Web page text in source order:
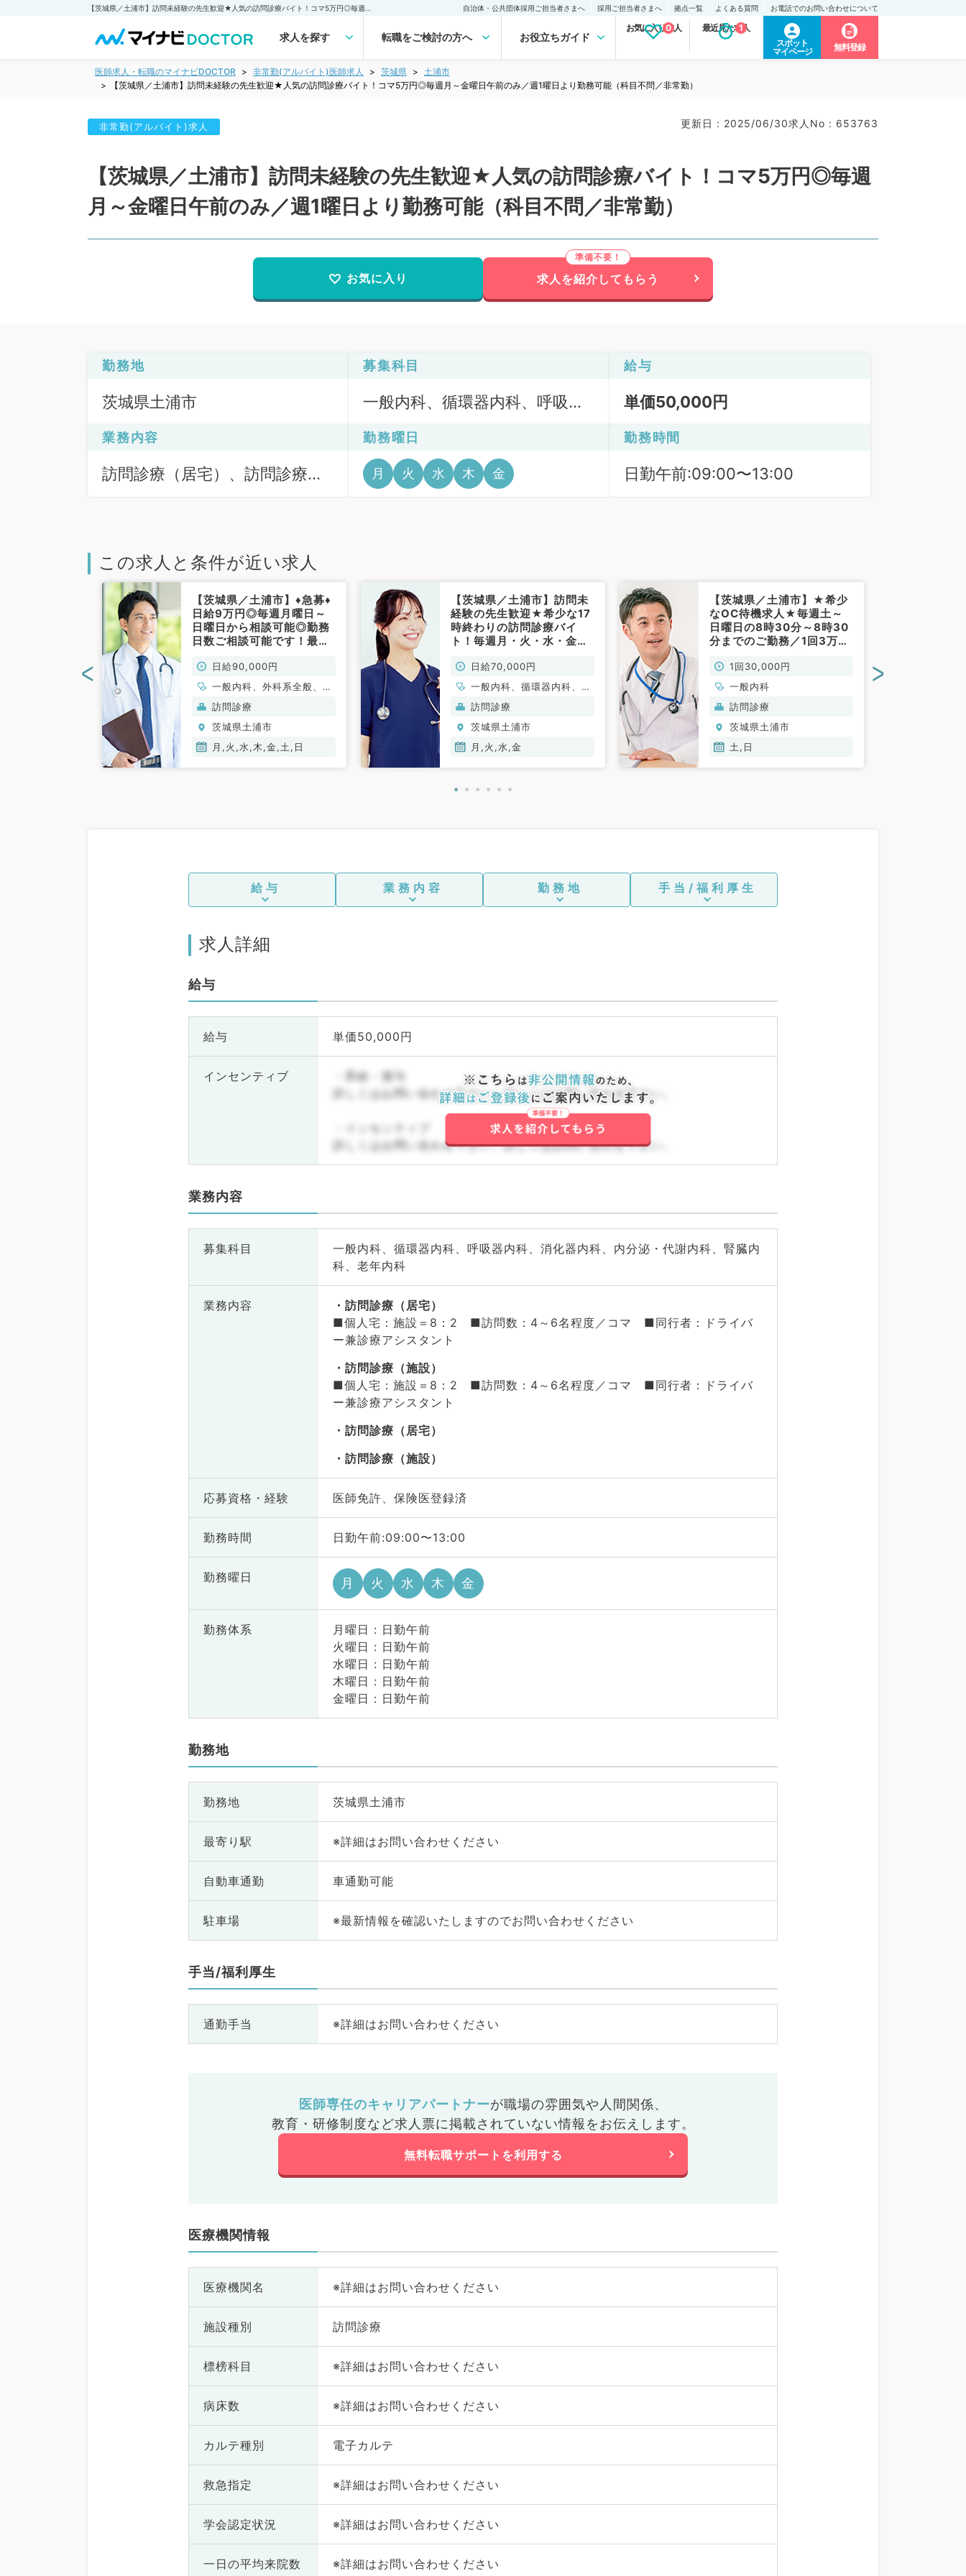
自治体・公共団体採用ご担当者さまへ 採用ご担当者さまへ 拠点一覧 よくある質問 お電話でのお問い合わせについて
求人を探す 転職をご検討の方へ お役立ちガイド
お気に入り求人
0 最近見た求人
1
スポット
マイページ
無料登録
医師求人・転職のマイナビDOCTOR 非常勤(アルバイト)医師求人 茨城県
土浦市
【茨城県／土浦市】訪問未経験の先生歓迎★人気の訪問診療バイト！コマ5万円◎毎週月～金曜日午前のみ／週1曜日より勤務可能（科目不問／非常勤）
非常勤(アルバイト)求人 更新日 : 2025/06/30求人No : 653763
【茨城県／土浦市】訪問未経験の先生歓迎★人気の訪問診療バイト！コマ5万円◎毎週
月～金曜日午前のみ／週1曜日より勤務可能（科目不問／非常勤）
お気に入り 求人を紹介してもらう
勤務地
茨城県土浦市
募集科目
一般内科、循環器内科、呼吸器
謝内科、腎臓内科、老年内科
給与
単価50,000円
業務内容
訪問診療（居宅）、訪問診療
勤務曜日
月 火 水 木 金
勤務時間
日勤午前:09:00〜13:00
この求人と条件が近い求人
【茨城県／土浦市】♦急募♦
日給9万円◎毎週月曜日～
日曜日から相談可能◎勤務
日数ご相談可能です！最寄
訪問診療のお仕事です！
（内科系・外科系／非常
勤）
日給90,000円
一般内科、外科系全般、一
般外科
訪問診療
茨城県土浦市
月,火,水,木,金,土,日
【茨城県／土浦市】訪問未
経験の先生歓迎★希少な17
時終わりの訪問診療バイ
ト！毎週月・火・水・金曜
～・半日勤務も相談可能
（科目不問／非常勤）
日給70,000円
一般内科、循環器内科、呼
吸器内科、消化器内科、内
分泌・代謝内科、腎臓内
科、老年内科
訪問診療
茨城県土浦市
月,火,水,金
【茨城県／土浦市】★希少
なOC待機求人★毎週土～
日曜日の8時30分～8時30
分までのご勤務／1回3万円
どのご相談も可能です
◎（科目不問／非常勤）
1回30,000円
一般内科
訪問診療
茨城県土浦市
土,日
< >
給与 業務内容 勤務地 手当/福利厚生
求人詳細
給与
給与 単価50,000円
インセンティブ
・昇給・賞与
詳しくはお問い合わせ下さい。詳しくはお問い合わせ下さい。
・インセンティブ
詳しくはお問い合わせ下さい。詳しくはお問い合わせ下さい。
業務内容
募集科目
一般内科、循環器内科、呼吸器内科、消化器内科、内分泌・代謝内科、腎臓内
科、老年内科
業務内容
訪問診療（居宅）
■個人宅：施設＝8：2 ■訪問数：4～6名程度／コマ ■同行者：ドライバ
ー兼診療アシスタント
訪問診療（施設）
■個人宅：施設＝8：2 ■訪問数：4～6名程度／コマ ■同行者：ドライバ
ー兼診療アシスタント
訪問診療（居宅）
訪問診療（施設）
応募資格・ 経験 医師免許、保険医登録済
勤務時間 日勤午前:09:00〜13:00
勤務曜日 月 火 水 木 金
勤務体系
月曜日 : 日勤午前
火曜日 : 日勤午前
水曜日 : 日勤午前
木曜日 : 日勤午前
金曜日 : 日勤午前
勤務地
勤務地 茨城県土浦市
最寄り駅 ※詳細はお問い合わせください
自動車通勤 車通勤可能
駐車場 ※最新情報を確認いたしますのでお問い合わせください
手当/福利厚生
通勤手当 ※詳細はお問い合わせください
医師専任のキャリアパートナーが職場の雰囲気や人間関係、
教育・研修制度など求人票に掲載されていない情報をお伝えします。
無料転職サポートを利用する
医療機関情報
医療機関名 ※詳細はお問い合わせください
施設種別 訪問診療
標榜科目 ※詳細はお問い合わせください
病床数 ※詳細はお問い合わせください
カルテ種別 電子カルテ
救急指定 ※詳細はお問い合わせください
学会認定状況 ※詳細はお問い合わせください
一日の平均来院数 ※詳細はお問い合わせください